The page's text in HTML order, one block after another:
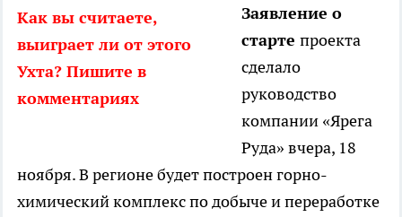
Как вы считаете,
выиграет ли от этого
Ухта? Пишите в
комментариях
Заявление о
старте проекта
сделало
руководство
компании «Ярега
Руда» вчера, 18
ноября. В регионе будет построен горно-
химический комплекс по добыче и переработке